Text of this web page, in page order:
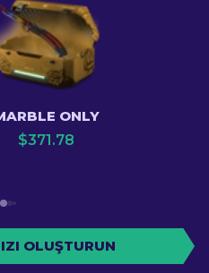
ONLY
$371.78
OLUŞTURUN